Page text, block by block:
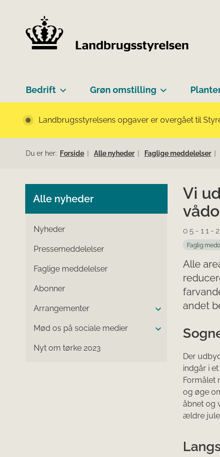
Bedrift Grøn omstilling
Landbrugsstyrelsens opgaver er overgået til
Du er her: Forside Alle nyheder Faglige meddelelser
Alle nyheder
Nyheder
Pressemeddelelser
Faglige meddelelser
Abonner
Arrangementer
Mød os på sociale medier
Nyt om tørke 2023
Vi
05-11-
Faglig
Alle
andet
Der
indgår i
Formålet
og øge
åbnet og
ældre